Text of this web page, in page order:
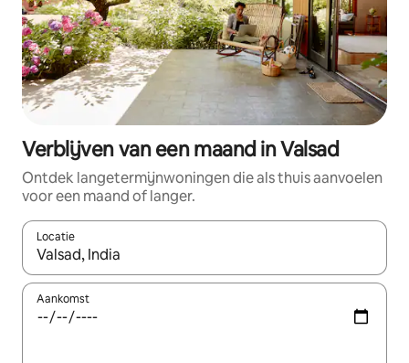
Verblijven van een maand in Valsad
Ontdek langetermijnwoningen die als thuis aanvoelen
voor een maand of langer.
Locatie
Wanneer er resultaten beschikbaar zijn, maak je een keuze
Aankomst